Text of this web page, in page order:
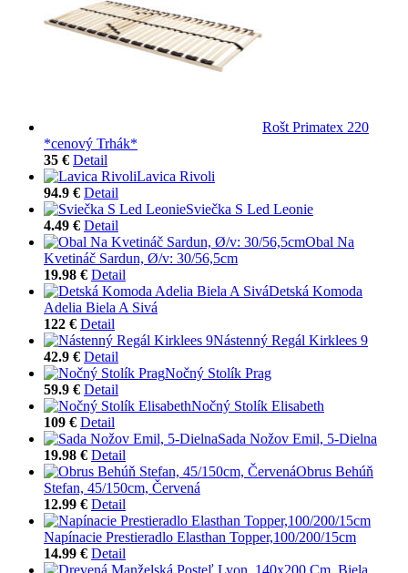
Rošt Primatex 220
*cenový Trhák*
35 € Detail
Lavica Rivoli
94.9 € Detail
Sviečka S Led Leonie
4.49 € Detail
Obal Na
Kvetináč Sardun, Ø/v: 30/56,5cm
19.98 € Detail
Detská Komoda
Adelia Biela A Sivá
122 € Detail
Nástenný Regál Kirklees 9
42.9 € Detail
Nočný Stolík Prag
59.9 € Detail
Nočný Stolík Elisabeth
109 € Detail
Sada Nožov Emil, 5-Dielna
19.98 € Detail
Obrus Behúň
Stefan, 45/150cm, Červená
12.99 € Detail
Napínacie Prestieradlo Elasthan Topper,100/200/15cm
14.99 € Detail